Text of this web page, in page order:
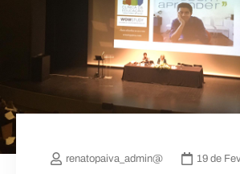
renatopaiva_admin@ 19 de